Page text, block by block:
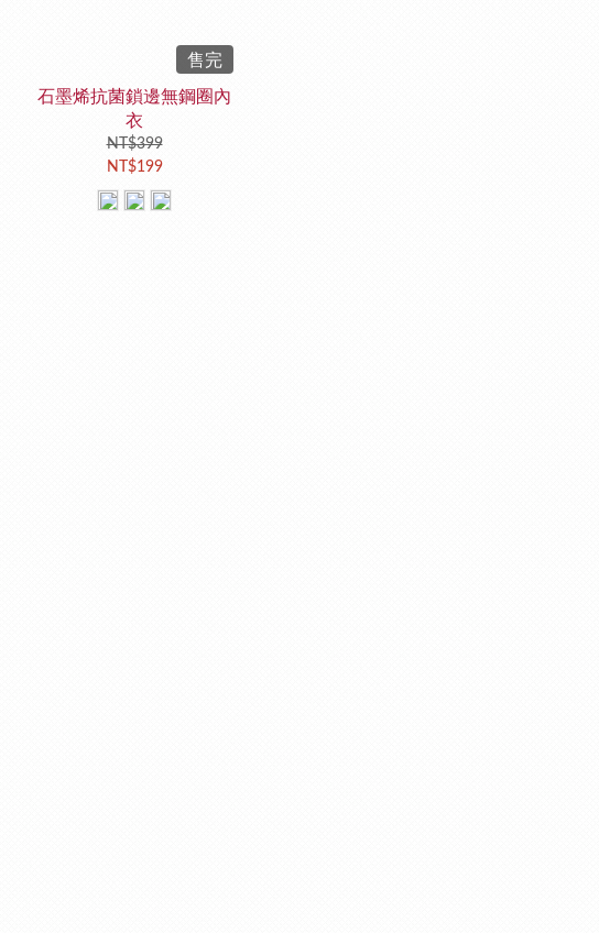
售完
石墨烯抗菌鎖邊無鋼圈內
衣
NT$399
NT$199